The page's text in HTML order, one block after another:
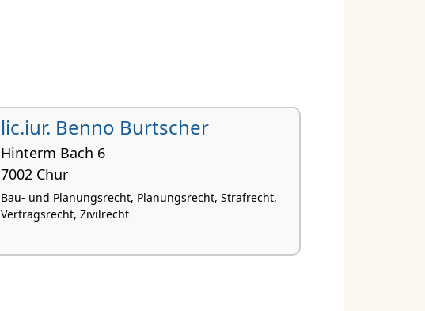
lic.iur. Benno Burtscher
Hinterm Bach 6
7002 Chur
Bau- und Planungsrecht, Planungsrecht, Strafrecht,
Vertragsrecht, Zivilrecht